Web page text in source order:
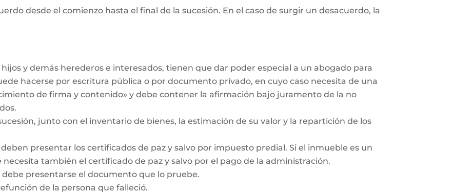
desde el comienzo hasta el final de la sucesión. En el caso de surgir un desacuerdo, la
y demás herederos e interesados, tienen que dar poder especial a un abogado para
hacerse por escritura pública o por documento privado, en cuyo caso necesita de una
de firma y contenido» y debe contener la afirmación bajo juramento de la no
junto con el inventario de bienes, la estimación de su valor y la repartición de los
presentar los certificados de paz y salvo por impuesto predial. Si el inmueble es un
también el certificado de paz y salvo por el pago de la administración.
presentarse el documento que lo pruebe.
de la persona que falleció.